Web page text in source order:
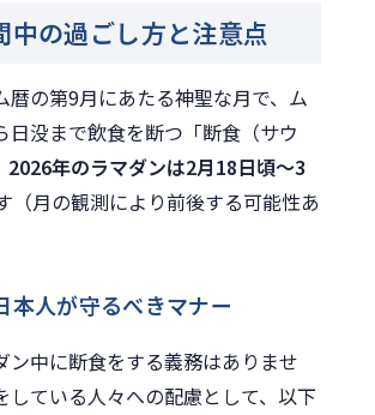
中の過ごし方と注意点
暦の第9月にあたる神聖な月で、ム
日没まで飲食を断つ「断食（サウ
2026年のラマダンは2月18日頃〜3
（月の観測により前後する可能性あ
本人が守るべきマナー
ン中に断食をする義務はありませ
している人々への配慮として、以下